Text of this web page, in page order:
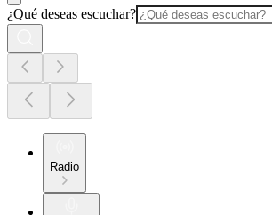
¿Qué deseas escuchar?
Radio